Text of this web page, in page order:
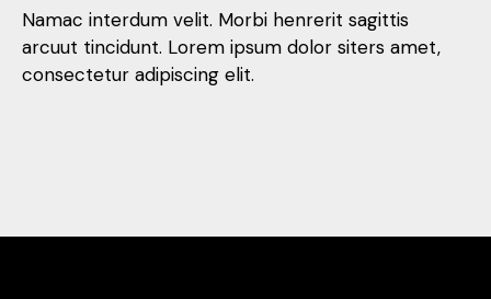
Namac interdum velit. Morbi henrerit sagittis
arcuut tincidunt. Lorem ipsum dolor siters amet,
consectetur adipiscing elit.